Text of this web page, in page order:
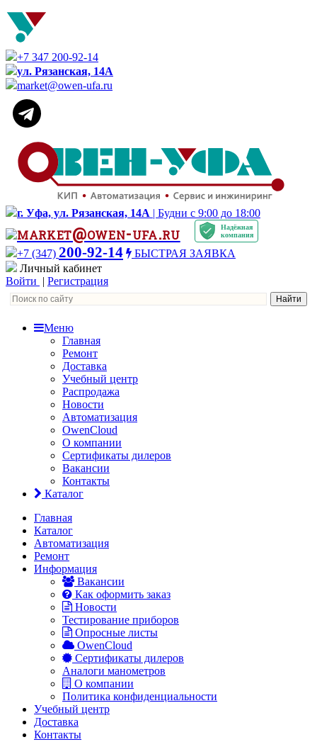
+7 347 200-92-14
ул. Рязанская, 14А
market@owen-ufa.ru
г. Уфа, ул. Рязанская, 14А | Будни с 9:00 до 18:00
market@owen-ufa.ru
Надёжная
компания
+7 (347) 200-92-14
БЫСТРАЯ ЗАЯВКА
Личный кабинет
Войти | Регистрация
Меню
Главная
Ремонт
Доставка
Учебный центр
Распродажа
Новости
Автоматизация
OwenCloud
О компании
Сертификаты дилеров
Вакансии
Контакты
Каталог
Главная
Каталог
Автоматизация
Ремонт
Информация
Вакансии
Как оформить заказ
Новости
Тестирование приборов
Опросные листы
OwenCloud
Сертификаты дилеров
Аналоги манометров
О компании
Политика конфиденциальности
Учебный центр
Доставка
Контакты